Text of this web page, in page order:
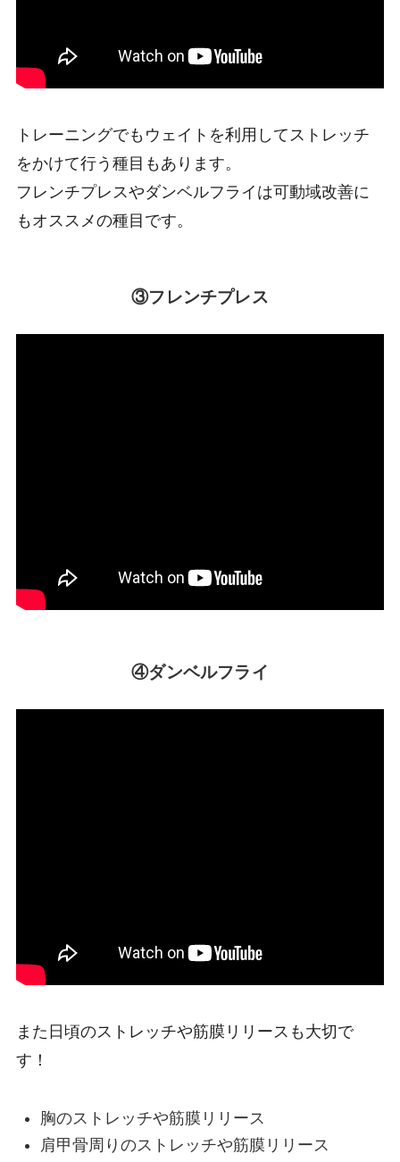
トレーニングでもウェイトを利用してストレッチ
をかけて行う種目もあります。
フレンチプレスやダンベルフライは可動域改善に
もオススメの種目です。
③フレンチプレス
④ダンベルフライ
また日頃のストレッチや筋膜リリースも大切で
す！
胸のストレッチや筋膜リリース
肩甲骨周りのストレッチや筋膜リリース